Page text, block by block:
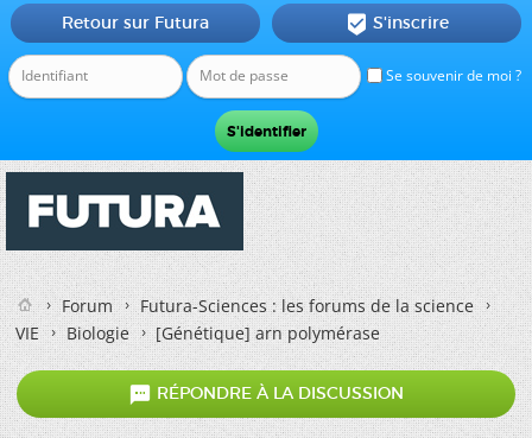
Se souvenir de moi ?
Retour sur Futura  S'inscrire
Forum
Futura-Sciences : les forums de la science
VIE
Biologie [Génétique]arn polymérase
 RÉPONDRE À LA DISCUSSION